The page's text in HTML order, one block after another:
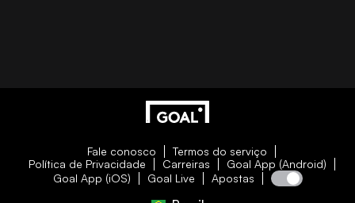
Fale conosco
Termos do serviço
Política de Privacidade
Carreiras
Goal App (Android)
Goal App (iOS)
Goal Live Apostas